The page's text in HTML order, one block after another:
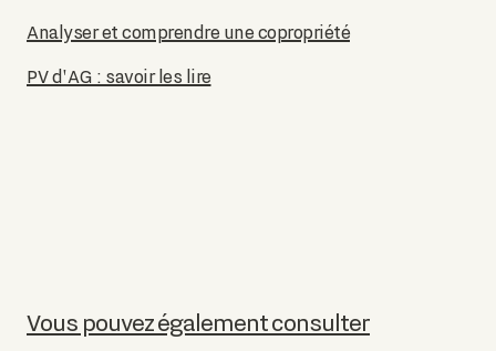
Analyser et comprendre une copropriété
PV d'AG : savoir les lire
Vous pouvez également consulter